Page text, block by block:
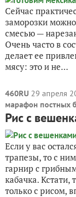
Сейчас
заморозки
смесью —
Очень часто в
делает ее
мясу: это и не...
460RU 29 апреля
марафон постных
Рис с
Если у вас
трапезы, то с
гарнир с
кабачка. Кстати,
только с рисом,